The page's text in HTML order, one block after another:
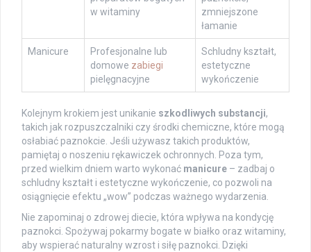
w witaminy
zmniejszone
łamanie
Manicure
Profesjonalne lub
domowe zabiegi
pielęgnacyjne
Schludny kształt,
estetyczne
wykończenie
Kolejnym krokiem jest unikanie szkodliwych substancji,
takich jak rozpuszczalniki czy środki chemiczne, które mogą
osłabiać paznokcie. Jeśli używasz takich produktów,
pamiętaj o noszeniu rękawiczek ochronnych. Poza tym,
przed wielkim dniem warto wykonać manicure – zadbaj o
schludny kształt i estetyczne wykończenie, co pozwoli na
osiągnięcie efektu „wow” podczas ważnego wydarzenia.
Nie zapominaj o zdrowej diecie, która wpływa na kondycję
paznokci. Spożywaj pokarmy bogate w białko oraz witaminy,
aby wspierać naturalny wzrost i siłę paznokci. Dzięki